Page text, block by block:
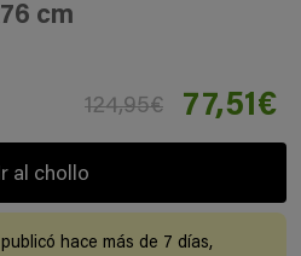
cm
124,95€ 77,51€
Ir al chollo
hace más de 7 días,